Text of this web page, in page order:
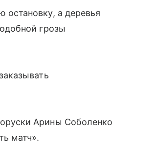
остановку, а деревья
грозы
Арины Соболенко
матч».